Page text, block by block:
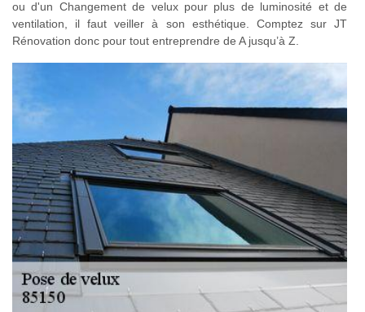
ou d'un Changement de velux pour plus de luminosité et de
ventilation, il faut veiller à son esthétique. Comptez sur JT
Rénovation donc pour tout entreprendre de A jusqu’à Z.